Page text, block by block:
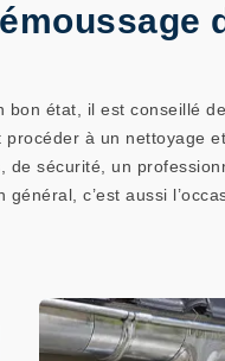
état, il est conseillé
à un nettoyage
de sécurité, un
c’est aussi